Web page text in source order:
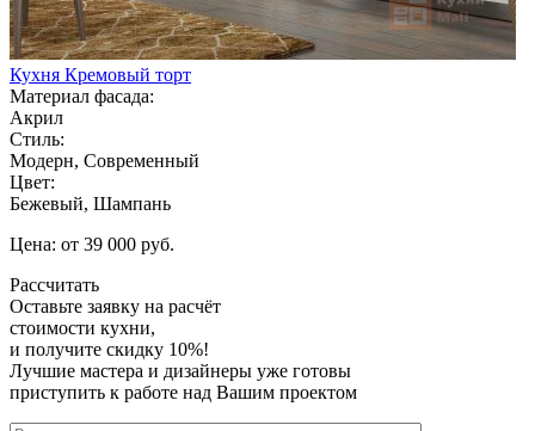
Кухня Кремовый торт
Материал фасада:
Акрил
Стиль:
Модерн, Современный
Цвет:
Бежевый, Шампань
Цена: от 39 000 руб.
Рассчитать
Оставьте заявку на расчёт
стоимости кухни,
и получите скидку 10%!
Лучшие мастера и дизайнеры уже готовы
приступить к работе над Вашим проектом